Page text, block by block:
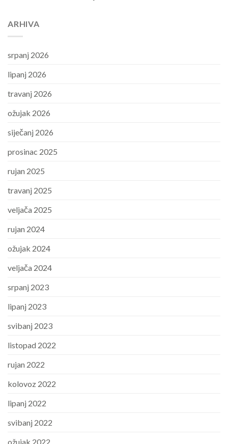
ARHIVA
srpanj 2026
lipanj 2026
travanj 2026
ožujak 2026
siječanj 2026
prosinac 2025
rujan 2025
travanj 2025
veljača 2025
rujan 2024
ožujak 2024
veljača 2024
srpanj 2023
lipanj 2023
svibanj 2023
listopad 2022
rujan 2022
kolovoz 2022
lipanj 2022
svibanj 2022
ožujak 2022